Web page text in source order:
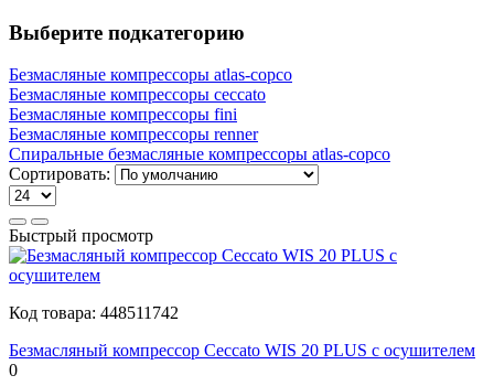
Выберите подкатегорию
Безмасляные компрессоры atlas-copco
Безмасляные компрессоры ceccato
Безмасляные компрессоры fini
Безмасляные компрессоры renner
Спиральные безмасляные компрессоры atlas-copco
Сортировать:
Быстрый просмотр
Код товара: 448511742
Безмасляный компрессор Ceccato WIS 20 PLUS с осушителем
0